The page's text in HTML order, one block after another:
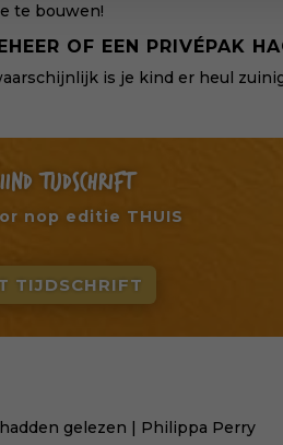
te bouwen!
OF EEN PRIVÉPAK
is je kind er heul
TIJDSCHRIFT
nop editie THUIS
TIJDSCHRIFT
gelezen | Philippa Perry